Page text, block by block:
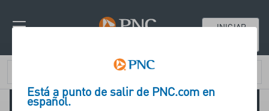
INICIAR
Está a punto de salir de PNC.com en
español.